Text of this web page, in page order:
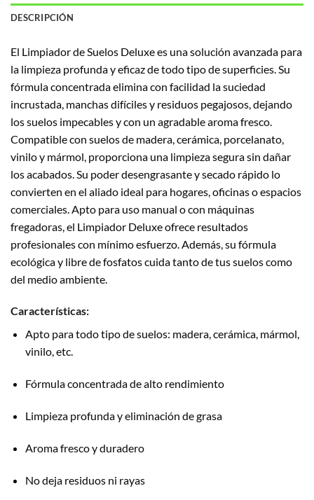
DESCRIPCIÓN
El Limpiador de Suelos Deluxe es una solución avanzada para
la limpieza profunda y eficaz de todo tipo de superficies. Su
fórmula concentrada elimina con facilidad la suciedad
incrustada, manchas difíciles y residuos pegajosos, dejando
los suelos impecables y con un agradable aroma fresco.
Compatible con suelos de madera, cerámica, porcelanato,
vinilo y mármol, proporciona una limpieza segura sin dañar
los acabados. Su poder desengrasante y secado rápido lo
convierten en el aliado ideal para hogares, oficinas o espacios
comerciales. Apto para uso manual o con máquinas
fregadoras, el Limpiador Deluxe ofrece resultados
profesionales con mínimo esfuerzo. Además, su fórmula
ecológica y libre de fosfatos cuida tanto de tus suelos como
del medio ambiente.
Características:
Apto para todo tipo de suelos: madera, cerámica, mármol,
vinilo, etc.
Fórmula concentrada de alto rendimiento
Limpieza profunda y eliminación de grasa
Aroma fresco y duradero
No deja residuos ni rayas